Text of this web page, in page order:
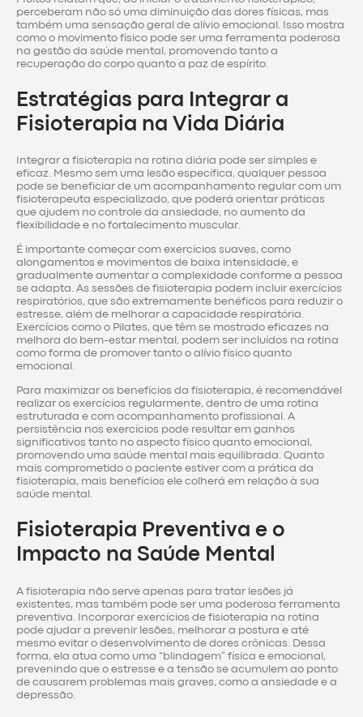
perceberam não só uma diminuição das dores físicas, mas
também uma sensação geral de alívio emocional. Isso mostra
como o movimento físico pode ser uma ferramenta poderosa
na gestão da saúde mental, promovendo tanto a
recuperação do corpo quanto a paz de espírito.
Estratégias para Integrar a
Fisioterapia na Vida Diária
Integrar a fisioterapia na rotina diária pode ser simples e
eficaz. Mesmo sem uma lesão específica, qualquer pessoa
pode se beneficiar de um acompanhamento regular com um
fisioterapeuta especializado, que poderá orientar práticas
que ajudem no controle da ansiedade, no aumento da
flexibilidade e no fortalecimento muscular.
É importante começar com exercícios suaves, como
alongamentos e movimentos de baixa intensidade, e
gradualmente aumentar a complexidade conforme a pessoa
se adapta. As sessões de fisioterapia podem incluir exercícios
respiratórios, que são extremamente benéficos para reduzir o
estresse, além de melhorar a capacidade respiratória.
Exercícios como o Pilates, que têm se mostrado eficazes na
melhora do bem-estar mental, podem ser incluídos na rotina
como forma de promover tanto o alívio físico quanto
emocional.
Para maximizar os benefícios da fisioterapia, é recomendável
realizar os exercícios regularmente, dentro de uma rotina
estruturada e com acompanhamento profissional. A
persistência nos exercícios pode resultar em ganhos
significativos tanto no aspecto físico quanto emocional,
promovendo uma saúde mental mais equilibrada. Quanto
mais comprometido o paciente estiver com a prática da
fisioterapia, mais benefícios ele colherá em relação à sua
saúde mental.
Fisioterapia Preventiva e o
Impacto na Saúde Mental
A fisioterapia não serve apenas para tratar lesões já
existentes, mas também pode ser uma poderosa ferramenta
preventiva. Incorporar exercícios de fisioterapia na rotina
pode ajudar a prevenir lesões, melhorar a postura e até
mesmo evitar o desenvolvimento de dores crônicas. Dessa
forma, ela atua como uma “blindagem” física e emocional,
prevenindo que o estresse e a tensão se acumulem ao ponto
de causarem problemas mais graves, como a ansiedade e a
depressão.